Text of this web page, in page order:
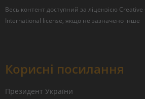
Весь контент доступний за ліцензією Creative
International license, якщо не зазначено інше
Корисні посилання
Президент України